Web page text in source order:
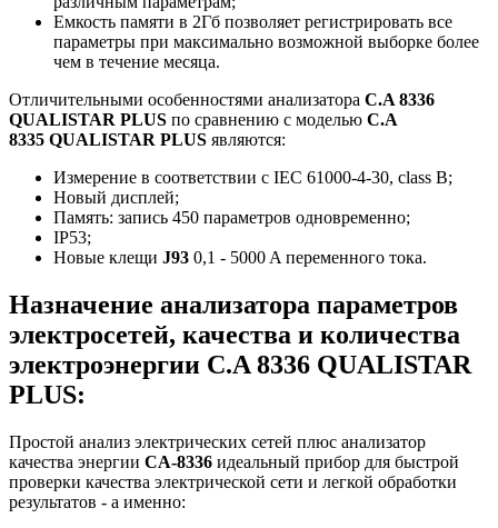
Емкость памяти в 2Гб позволяет регистрировать все
параметры при максимально возможной выборке более
чем в течение месяца.
Отличительными особенностями анализатора C.A 8336
QUALISTAR PLUS по сравнению с моделью C.A
8335 QUALISTAR PLUS являются:
Измерение в соответствии с IEC 61000-4-30, class B;
Новый дисплей;
Память: запись 450 параметров одновременно;
IP53;
Новые клещи J93 0,1 - 5000 A переменного тока.
Назначение анализатора параметров
электросетей, качества и количества
электроэнергии C.A 8336 QUALISTAR
PLUS:
Простой анализ электрических сетей плюс анализатор
качества энергии CA-8336 идеальный прибор для быстрой
проверки качества электрической сети и легкой обработки
результатов - а именно: